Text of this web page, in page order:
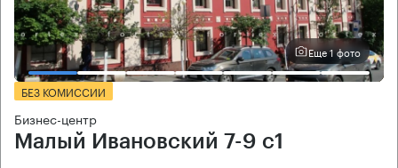
Еще 1 фото
БЕЗ КОМИССИИ
Бизнес-центр
Малый Ивановский 7-9 с1